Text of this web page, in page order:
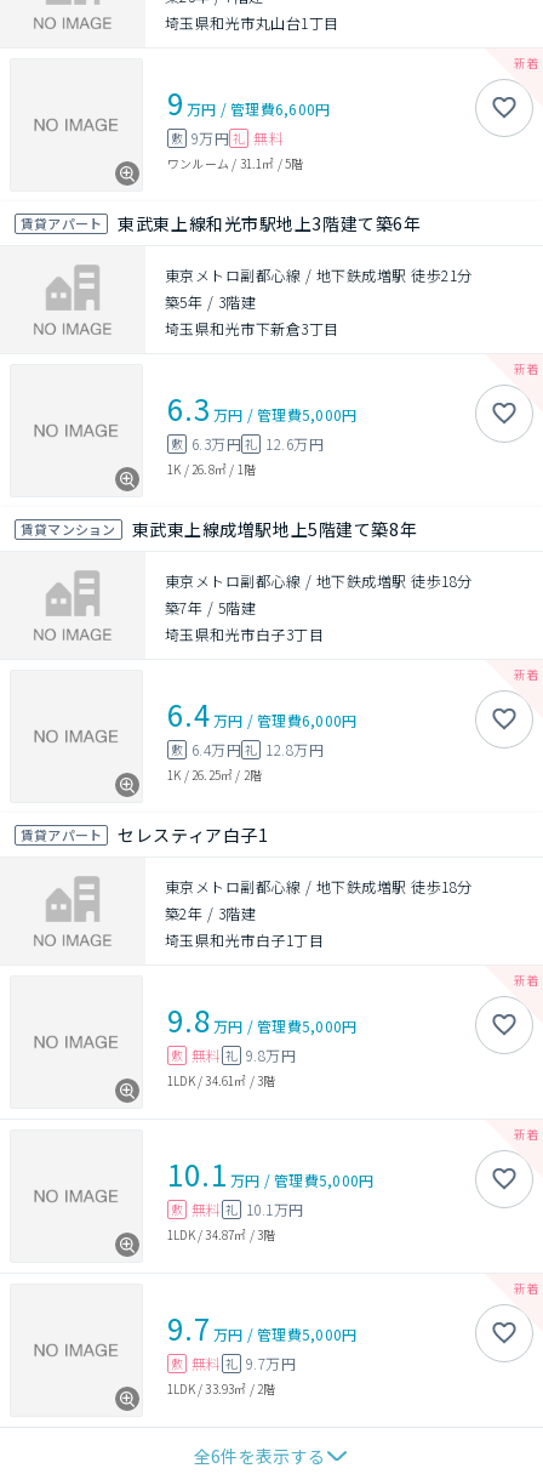
埼玉県和光市丸山台1丁目
9 万円 /管理費6,600円
敷 9万円 礼 無料
ワンルーム / 31.1㎡ /5階
賃貸アパート 東武東上線和光市駅地上3階建て築6年
東京メトロ副都心線 / 地下鉄成増駅 徒歩21分
築5年 / 3階建
埼玉県和光市下新倉3丁目
6.3 万円 /管理費5,000円
敷 6.3万円礼 12.6万円
1K / 26.8㎡ / 1階
賃貸マンション 東武東上線成増駅地上5階建て築8年
東京メトロ副都心線 / 地下鉄成増駅 徒歩18分
築7年 / 5階建
埼玉県和光市白子3丁目
6.4万円 /管理費6,000円
敷 6.4万円礼 12.8万円
1K / 26.25㎡ / 2階
賃貸アパート セレスティア白子1
東京メトロ副都心線 / 地下鉄成増駅 徒歩18分
築2年 / 3階建
埼玉県和光市白子1丁目
9.8万円 /管理費5,000円
敷 無料 礼 9.8万円
1LDK/34.61㎡ /3階
10.1 万円 /管理費5,000円
敷 無料 礼 10.1万円
1LDK/34.87㎡ /3階
9.7 万円 /管理費5,000円
敷 無料 礼 9.7万円
1LDK/33.93㎡ / 2階
全6件を表示する